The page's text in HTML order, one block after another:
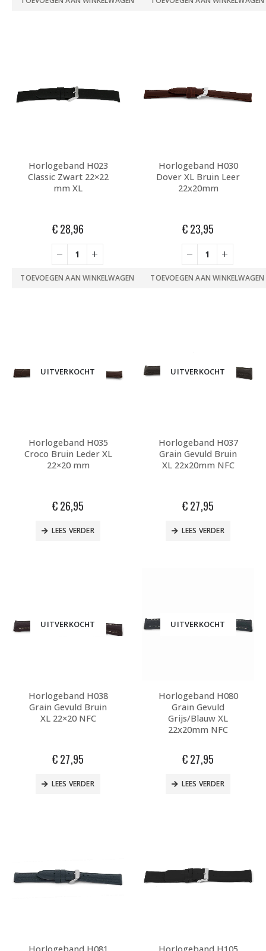
Horlogeband H023
Classic Zwart 22×22
mm XL
€28,96
TOEVOEGEN AAN WINKELWAGEN
Horlogeband H030
Dover XL Bruin Leer
22x20mm
€23,95
TOEVOEGEN AAN WINKELWAGEN
UITVERKOCHT
Horlogeband H035
Croco Bruin Leder XL
22×20 mm
€26,95
LEES VERDER
UITVERKOCHT
Horlogeband H037
Grain Gevuld Bruin
XL 22x20mm NFC
€27,95
LEES VERDER
UITVERKOCHT
Horlogeband H038
Grain Gevuld Bruin
XL 22×20 NFC
€27,95
LEES VERDER
UITVERKOCHT
Horlogeband H080
Grain Gevuld
Grijs/Blauw XL
22x20mm NFC
€27,95
LEES VERDER
Horlogeband H081 Horlogeband H105